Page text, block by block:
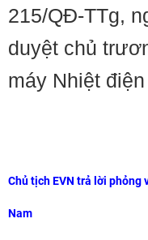
215/QĐ-TTg,
duyệt chủ
máy Nhiệt
Chủ tịch EVN trả lời phỏng
Nam